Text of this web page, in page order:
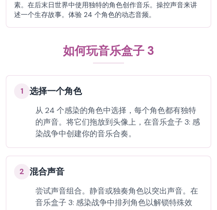
素。在后末日世界中使用独特的角色创作音乐。操控声音来讲
述一个生存故事。体验 24 个角色的动态音频。
如何玩音乐盒子 3
1 选择一个角色
从 24 个感染的角色中选择，每个角色都有独特
的声音。将它们拖放到头像上，在音乐盒子 3: 感
染战争中创建你的音乐合奏。
2 混合声音
尝试声音组合。静音或独奏角色以突出声音。在
音乐盒子 3: 感染战争中排列角色以解锁特殊效